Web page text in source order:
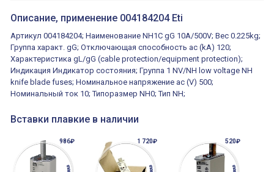
15Ампер 250В
XVR13M05L
Маячок
оранжевый
230VAC 130мм
ВКН8108
ВКН8108
Концевой
выключатель /
выключатель
путевой,
алюминиевый
800202300000С | 80 02 0 230 0000 С
реле времени
0.1cек.-10 дней, 10
Описание, применение 004184204 Eti
Артикул 004184204; Наименование NH1C gG 10A/500V; Вес 0.225kg;
Группа характ. gG; Отключающая способность ac (kA) 120;
Характеристика gL/gG (cable protection/equipment protection);
Индикация Индикатор состояния; Группа 1 NV/NH low voltage NH
knife blade fuses; Номинальное напряжение ac (V) 500;
Номинальный ток 10; Типоразмер NH0; Тип NH;
Вставки плавкие в наличии
986₽ 1 720₽ 520₽